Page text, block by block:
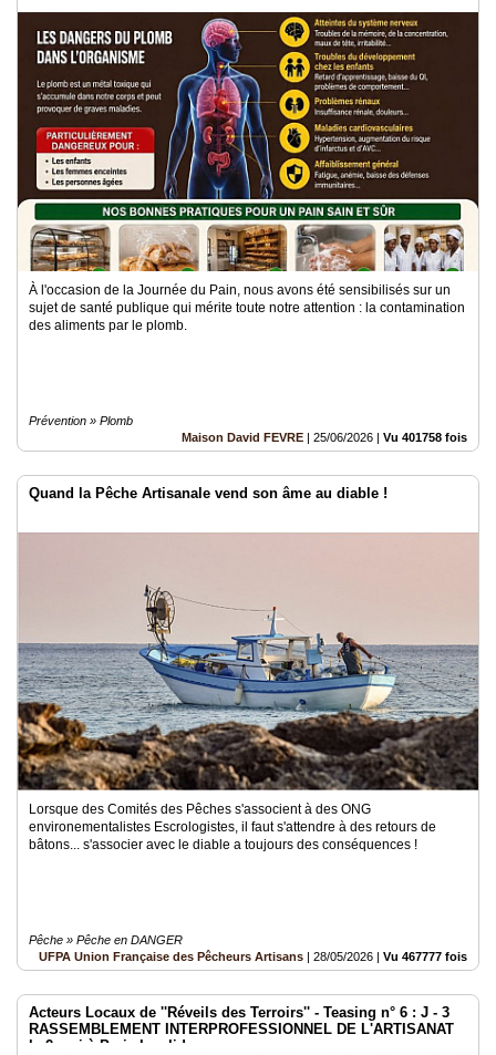
À l'occasion de la Journée du Pain, nous avons été sensibilisés sur un
sujet de santé publique qui mérite toute notre attention : la contamination
des aliments par le plomb.
Prévention » Plomb
Maison David FEVRE | 25/06/2026 | Vu 401758 fois
Quand la Pêche Artisanale vend son âme au diable !
Lorsque des Comités des Pêches s'associent à des ONG
environementalistes Escrologistes, il faut s'attendre à des retours de
bâtons... s'associer avec le diable a toujours des conséquences !
Pêche » Pêche en DANGER
UFPA Union Française des Pêcheurs Artisans | 28/05/2026 | Vu 467777 fois
Acteurs Locaux de ''Réveils des Terroirs'' - Teasing n° 6 : J - 3
RASSEMBLEMENT INTERPROFESSIONNEL DE L'ARTISANAT
le 2 mai à Paris Invalides